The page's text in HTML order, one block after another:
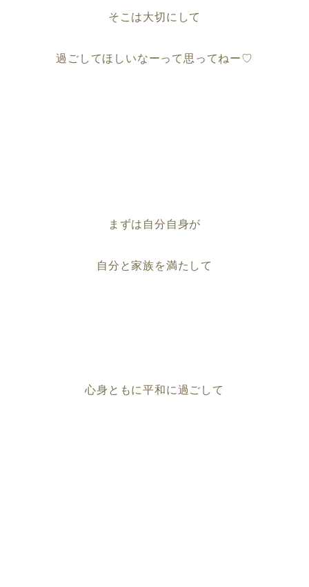
そこは大切にして
過ごしてほしいなーって思ってねー♡
まずは自分自身が
自分と家族を満たして
心身ともに平和に過ごして